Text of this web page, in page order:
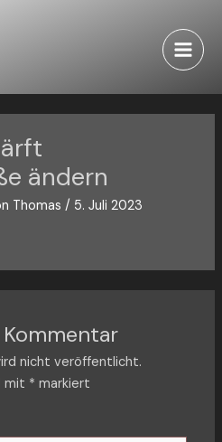
Main
ändern
Thomas/ 5. Juli 2023
nicht veröffentlicht.
mit * markiert